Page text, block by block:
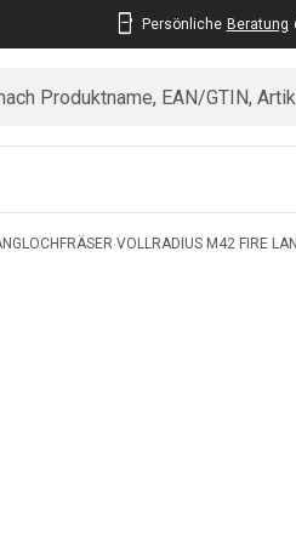
Persönliche Beratung
VOLLRADIUS M42 FIRE